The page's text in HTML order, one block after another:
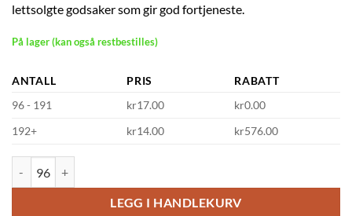
lettsolgte godsaker som gir god fortjeneste.
På lager (kan også restbestilles)
ANTALL PRIS
RABATT
96 - 191
kr17.00
kr0.00
192+
kr14.00 kr576.00
LEGG I HANDLEKURV